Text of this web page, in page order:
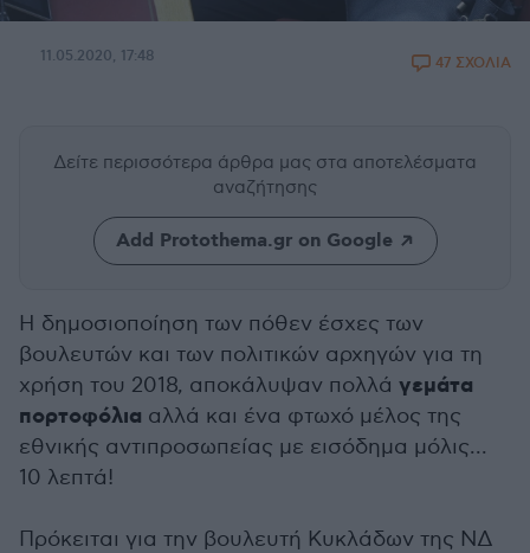
11.05.2020, 17:48 47 ΣΧΟΛΙΑ
Δείτε περισσότερα άρθρα μας στα αποτελέσματα
αναζήτησης
Add Protothema.gr on Google
Η δημοσιοποίηση των πόθεν έσχες των
βουλευτών και των πολιτικών αρχηγών για τη
χρήση του 2018, αποκάλυψαν πολλά γεμάτα
πορτοφόλια αλλά και ένα φτωχό μέλος της
εθνικής αντιπροσωπείας με εισόδημα μόλις...
10 λεπτά!
Πρόκειται για την βουλευτή Κυκλάδων της ΝΔ